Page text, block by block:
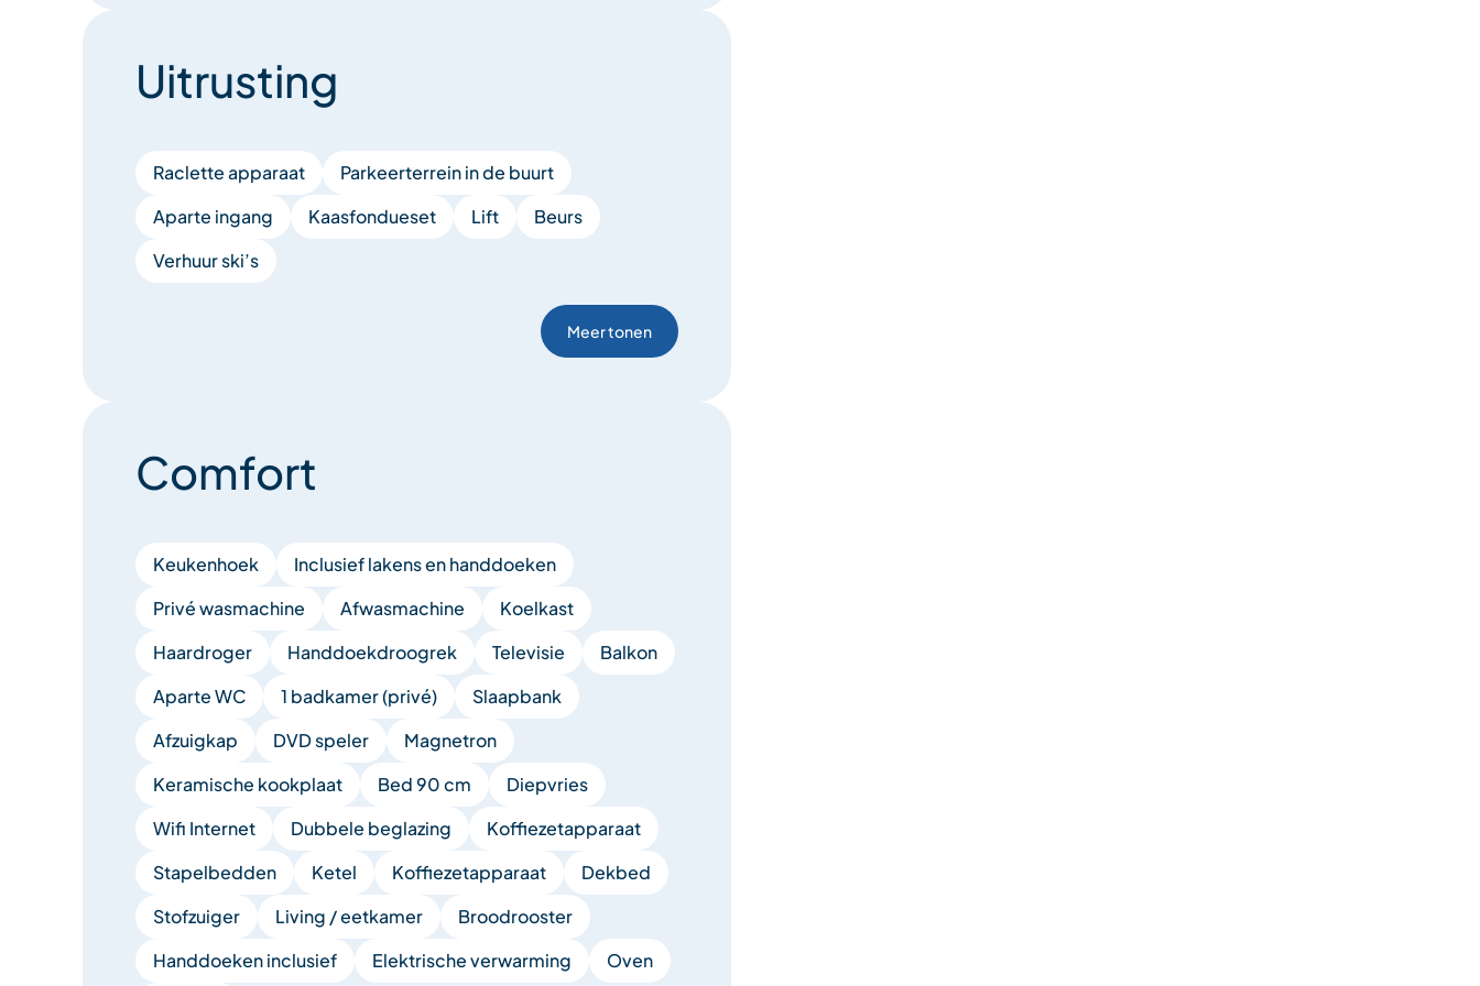
Uitrusting
Raclette apparaat
Parkeerterrein in de buurt
Aparte ingang
Kaasfondueset Lift
Beurs
Verhuur ski’s
Meer tonen
Comfort
Keukenhoek
Inclusief lakens en handdoeken
Privé wasmachine
Afwasmachine
Koelkast
Haardroger
Handdoekdroogrek Televisie
Balkon
Aparte WC
1 badkamer (privé)
Slaapbank
Afzuigkap
DVD speler
Magnetron
Keramische kookplaat
Bed 90 cm
Diepvries
Wifi Internet
Dubbele beglazing
Koffiezetapparaat
Stapelbedden
Ketel Koffiezetapparaat
Dekbed
Stofzuiger
Living / eetkamer
Broodrooster
Handdoeken inclusief
Elektrische verwarming
Oven